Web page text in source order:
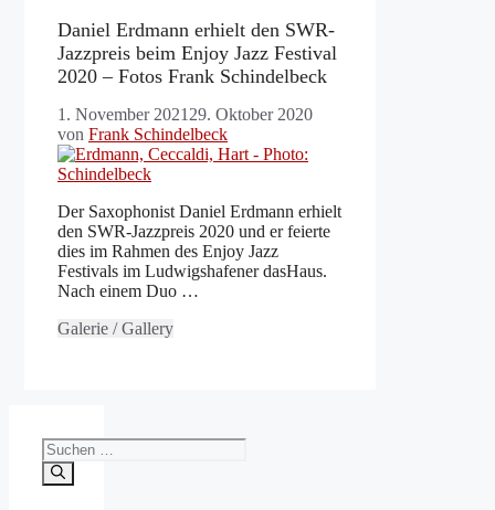
Daniel Erdmann erhielt den SWR-
Jazzpreis beim Enjoy Jazz Festival
2020 – Fotos Frank Schindelbeck
1. November 2021 29. Oktober 2020
von Frank Schindelbeck
Der Saxophonist Daniel Erdmann erhielt
den SWR-Jazzpreis 2020 und er feierte
dies im Rahmen des Enjoy Jazz
Festivals im Ludwigshafener dasHaus.
Nach einem Duo …
Galerie / Gallery
Suchen
nach: